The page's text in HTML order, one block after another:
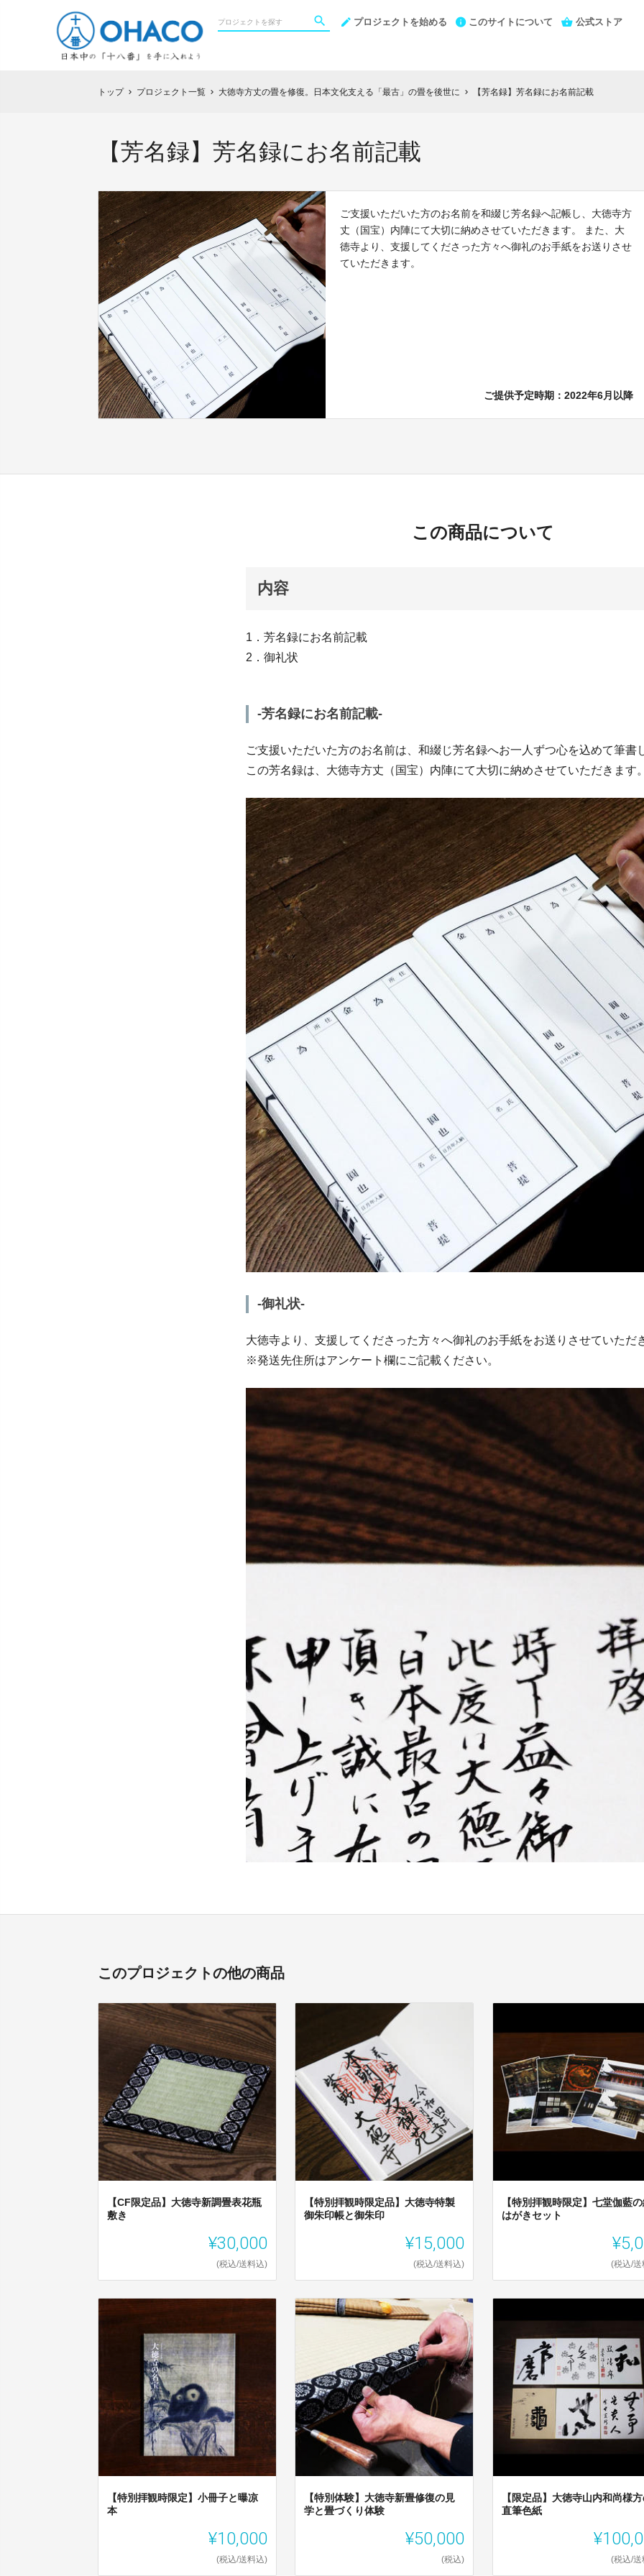
プロジェクトを始める このサイトについて 公式ストア
トップ chevron_right プロジェクト一覧 chevron_right 大徳寺方丈の畳を修復。日本文化支える「最古」の畳を後世に chevron_right 【芳名録】芳名録にお名前記載
【芳名録】芳名録にお名前記載
ご支援いただいた方のお名前を和綴じ芳名録へ記帳し、大徳寺方
丈（国宝）内陣にて大切に納めさせていただきます。 また、大
徳寺より、支援してくださった方々へ御礼のお手紙をお送りさせ
ていただきます。
ご提供予定時期：2022年6月以降
この商品について
内容
1．芳名録にお名前記載
2．御礼状
-芳名録にお名前記載-
ご支援いただいた方のお名前は、和綴じ芳名録へお一人ずつ心を込めて筆書
この芳名録は、大徳寺方丈（国宝）内陣にて大切に納めさせていただきます
-御礼状-
大徳寺より、支援してくださった方々へ御礼のお手紙をお送りさせていただ
※発送先住所はアンケート欄にご記載ください。
このプロジェクトの他の商品
【CF限定品】大徳寺新調畳表花瓶
敷き
¥30,000
(税込/送料込)
【特別拝観時限定品】大徳寺特製
御朱印帳と御朱印
¥15,000
(税込/送料込)
【特別拝観時限定】七堂伽藍
はがきセット
(税込/送
【特別拝観時限定】小冊子と曝凉
本
¥10,000
(税込/送料込)
【特別体験】大徳寺新畳修復の見
学と畳づくり体験
¥50,000
(税込)
【限定品】大徳寺山内和尚様
直筆色紙
(税込/送